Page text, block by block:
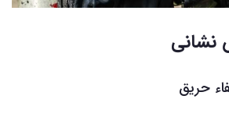
نشانی
حریق